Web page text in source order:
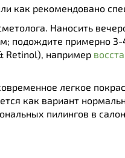
как рекомендовано
Наносить
подождите примерно 3-
Retinol), например
легкое
как вариант
пилингов в